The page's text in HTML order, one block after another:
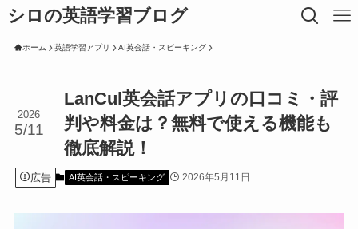
シロの英語学習ブログ
ホーム 英語学習アプリ AI英会話・スピーキング
LanCul英会話アプリの口コミ・評
判や料金は？無料で使える機能も
徹底解説！
2026
5/11
広告 AI英会話・スピーキング 2026年5月11日